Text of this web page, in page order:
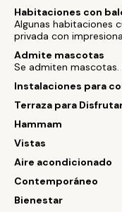
Habitaciones con
Algunas habitaciones
privada con
Admite mascotas
Se admiten mascotas.
Instalaciones para
Terraza para
Hammam
Vistas
Aire acondicionado
Contemporáneo
Bienestar